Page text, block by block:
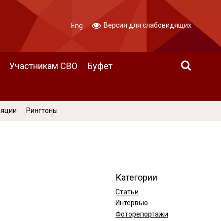
Участникам СВО
Буфет
Eng Версия для слабовидящих
Рингтоны
Категории
Статьи
Интервью
Фоторепортажи